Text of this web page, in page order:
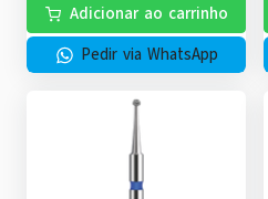
Adicionar ao carrinho
Pedir via WhatsApp